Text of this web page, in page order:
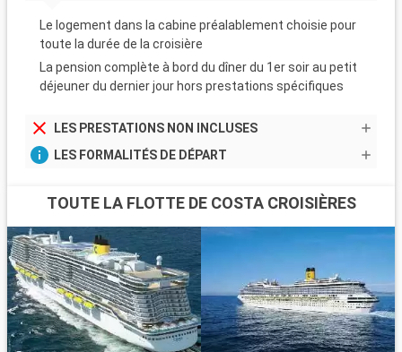
Le logement dans la cabine préalablement choisie pour
toute la durée de la croisière
La pension complète à bord du dîner du 1er soir au petit
déjeuner du dernier jour hors prestations spécifiques
LES PRESTATIONS NON INCLUSES
LES FORMALITÉS DE DÉPART
TOUTE LA FLOTTE DE COSTA CROISIÈRES